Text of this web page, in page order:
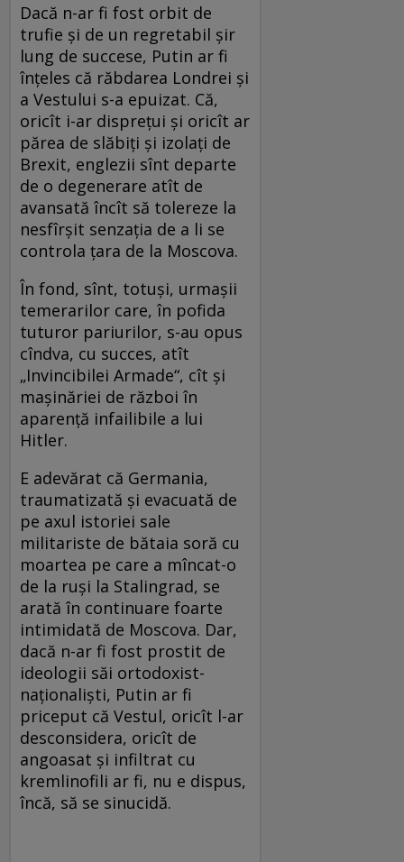
Dacă n-ar fi fost orbit de
trufie şi de un regretabil şir
lung de succese, Putin ar fi
înţeles că răbdarea Londrei şi
a Vestului s-a epuizat. Că,
oricît i-ar dispreţui şi oricît ar
părea de slăbiţi şi izolaţi de
Brexit, englezii sînt departe
de o degenerare atît de
avansată încît să tolereze la
nesfîrşit senzaţia de a li se
controla ţara de la Moscova.
În fond, sînt, totuşi, urmaşii
temerarilor care, în pofida
tuturor pariurilor, s-au opus
cîndva, cu succes, atît
„Invincibilei Armade“, cît şi
maşinăriei de război în
aparenţă infailibile a lui
Hitler.
E adevărat că Germania,
traumatizată şi evacuată de
pe axul istoriei sale
militariste de bătaia soră cu
moartea pe care a mîncat-o
de la ruşi la Stalingrad, se
arată în continuare foarte
intimidată de Moscova. Dar,
dacă n-ar fi fost prostit de
ideologii săi ortodoxist-
naţionalişti, Putin ar fi
priceput că Vestul, oricît l-ar
desconsidera, oricît de
angoasat şi infiltrat cu
kremlinofili ar fi, nu e dispus,
încă, să se sinucidă.